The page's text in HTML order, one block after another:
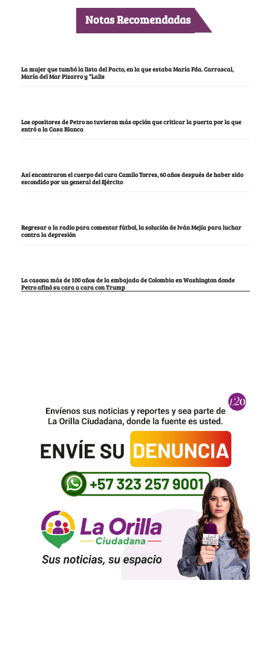
Notas Recomendadas
La mujer que tumbó la lista del Pacto, en la que estaba María Fda. Carrascal,
María del Mar Pizarro y “Lalis
Los opositores de Petro no tuvieron más opción que criticar la puerta por la que
entró a la Casa Blanca
Así encontraron el cuerpo del cura Camilo Torres, 60 años después de haber sido
escondido por un general del Ejército
Regresar a la radio para comentar fútbol, la solución de Iván Mejía para luchar
contra la depresión
La casona más de 100 años de la embajada de Colombia en Washington donde
Petro afinó su cara a cara con Trump